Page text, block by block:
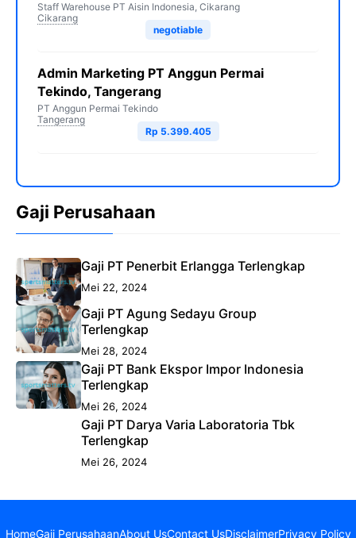
Staff Warehouse PT Aisin Indonesia, Cikarang
Cikarang
negotiable
Admin Marketing PT Anggun Permai
Tekindo, Tangerang
PT Anggun Permai Tekindo
Tangerang
Rp 5.399.405
Gaji Perusahaan
Gaji PT Penerbit Erlangga Terlengkap
Mei 22, 2024
Gaji PT Agung Sedayu Group
Terlengkap
Mei 28, 2024
Gaji PT Bank Ekspor Impor Indonesia
Terlengkap
Mei 26, 2024
Gaji PT Darya Varia Laboratoria Tbk
Terlengkap
Mei 26, 2024
HomeGaji PerusahaanAbout UsContact UsDisclaimerPrivacy Policy